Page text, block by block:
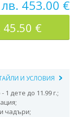
453.00 €
€
И УСЛОВИЯ
1 дете до 11.99 г.;
чадъри;